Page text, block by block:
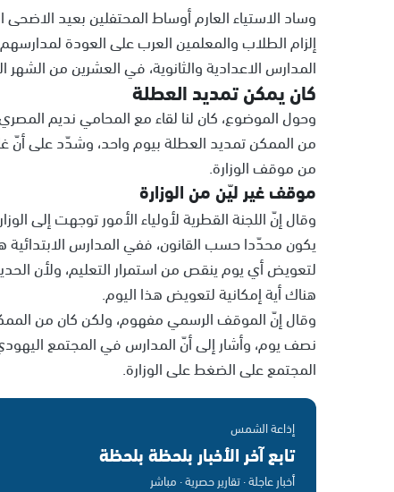
وساد الاستياء العارم أوساط المحتفلين بعيد
إلزام الطلاب والمعلمين العرب على العودة
المدارس الاعدادية والثانوية، في العشرين من الشهر
كان يمكن تمديد العطلة
وحول الموضوع، كان لنا لقاء مع المحامي نديم
من الممكن تمديد العطلة بيوم واحد، وشدّد على أنّ
من موقف الوزارة.
موقف غير ليّن من الوزارة
وقال إنّ اللجنة القطرية لأولياء الأمور توجهت إلى
لتعويض أي يوم ينقص من استمرار التعليم، ولأن
هناك أية إمكانية لتعويض هذا اليوم.
وقال إنّ الموقف الرسمي مفهوم، ولكن كان من
نصف يوم، وأشار إلى أنّ المدارس في المجتمع
المجتمع على الضغط على الوزارة.
إذاعة الشمس
تابع آخر الأخبار بلحظة بلحظة
أخبار عاجلة · تقارير حصرية · مباشر